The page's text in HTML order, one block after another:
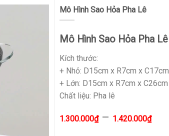
Mô Hình Sao Hỏa Pha Lê
Mô Hình Sao Hỏa Pha Lê
Kích thước:
+ Nhỏ: D15cm x R7cm x C17cm
+ Lớn: D15cm x R7cm x C26cm
Chất liệu: Pha lê
1.300.000₫– 1.420.000₫